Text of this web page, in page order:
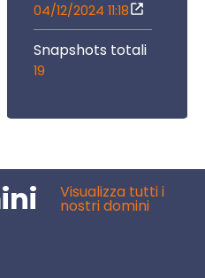
04/12/2024 11:18
Snapshots totali
19
Visualizza tutti i
nostri domini